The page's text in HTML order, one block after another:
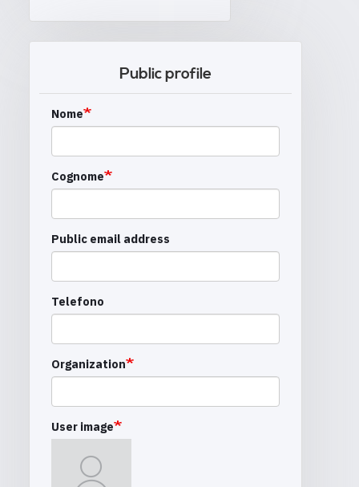
Public profile
Nome
Cognome
Public email address
Telefono
Organization
User image